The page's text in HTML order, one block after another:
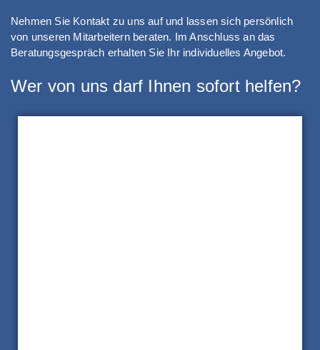
Nehmen Sie Kontakt zu uns auf und lassen sich persönlich
von unseren Mitarbeitern beraten. Im Anschluss an das
Beratungsgespräch erhalten Sie Ihr individuelles Angebot.
Wer von uns darf Ihnen sofort helfen?